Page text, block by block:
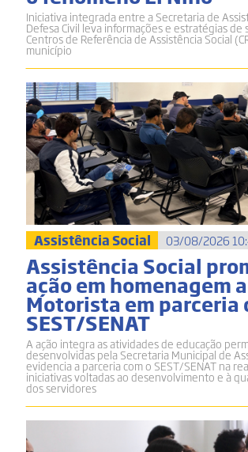
Iniciativa integrada entre a Secretaria de
Defesa Civil leva informações e estratégias de
Centros de Referência de Assistência Social
município
Assistência Social 03/08/2026
Assistência Social
ação em homenagem
Motorista em parceria
SEST/SENAT
A ação integra as atividades de educação
desenvolvidas pela Secretaria Municipal de
evidencia a parceria com o SEST/SENAT na
iniciativas voltadas ao desenvolvimento e à
dos servidores